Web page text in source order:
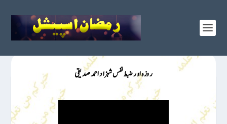
روزہ اور ضبط نفس شہزاد احمد صدیقی